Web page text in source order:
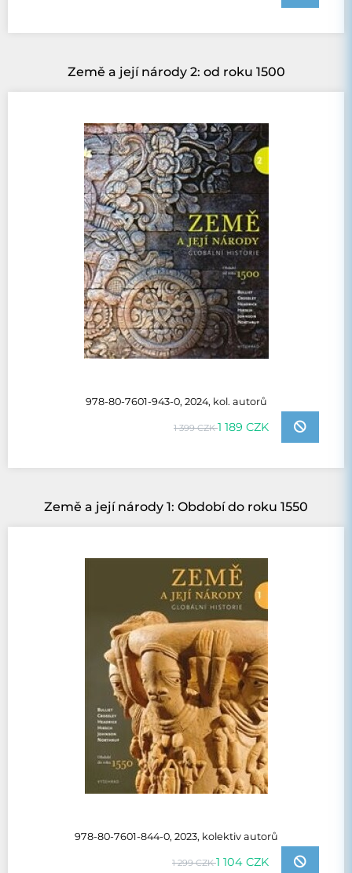
Země a její národy 2: od roku 1500
978-80-7601-943-0, 2024, kol. autorů
1 399 CZK1 189 CZK
Země a její národy 1: Období do roku 1550
978-80-7601-844-0, 2023, kolektiv autorů
1 299 CZK1 104 CZK